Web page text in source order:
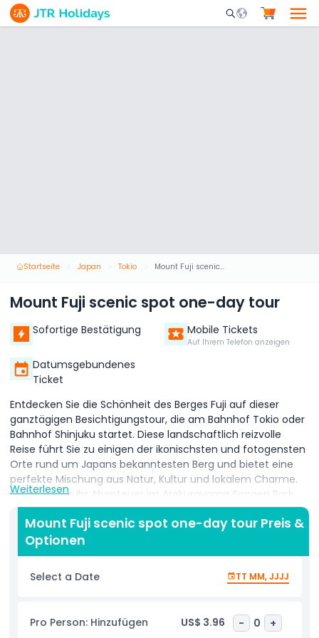
Mobile Search
Startseite Japan Tokio Mount Fuji scenic spot one-day tour
Mount Fuji scenic spot one-day tour
Sofortige Bestätigung Mobile Tickets
Auf Ihrem Telefon anzeigen
Datumsgebundenes
Ticket
Entdecken Sie die Schönheit des Berges Fuji auf dieser
ganztägigen Besichtigungstour, die am Bahnhof Tokio oder
Bahnhof Shinjuku startet. Diese landschaftlich reizvolle
Reise führt Sie zu einigen der ikonischsten und fotogensten
Orte rund um Japans bekanntesten Berg und bietet eine
perfekte Mischung aus Natur, Kultur und lokalem Charme.
Beginnen Sie Ihr Abenteuer im Arakurayama Sengen Park,
auch oft „Leiterstadt“ genannt, wo Sie atemberaubende
Panoramablicke auf den Berg Fuji zusammen mit der
berühmten Chureito-Pagode genießen können. Fahren Sie
weiter nach Oshino Hakkai, ein traditionelles Dorf, das für
seine kristallklaren Quellteiche, die historische Atmosphäre
und die atemberaubende Kulisse des Fuji bekannt ist. Als
Kawaguchi-Sees, einen der besten Orte, um den Berg aus
nächster Nähe zu bewundern. Die Tour beinhaltet
Weiterlesen
Mount Fuji scenic spot one-day tour Preis &
Optionen
Select a Date TT MM, JJJJ
Pro Person: Hinzufügen US$ 3.96 - 0 +